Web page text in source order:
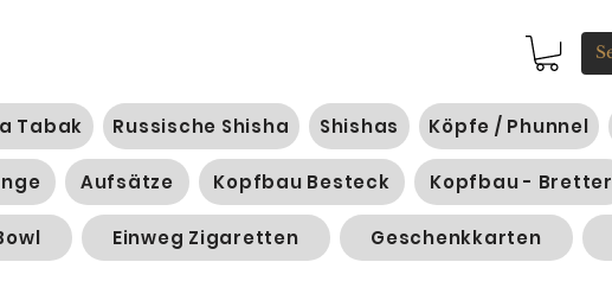
Tabak Russische Shisha Shishas Köpfe / Phunnel
Aufsätze Kopfbau Besteck Kopfbau - Bretter
Einweg Zigaretten Geschenkkarten